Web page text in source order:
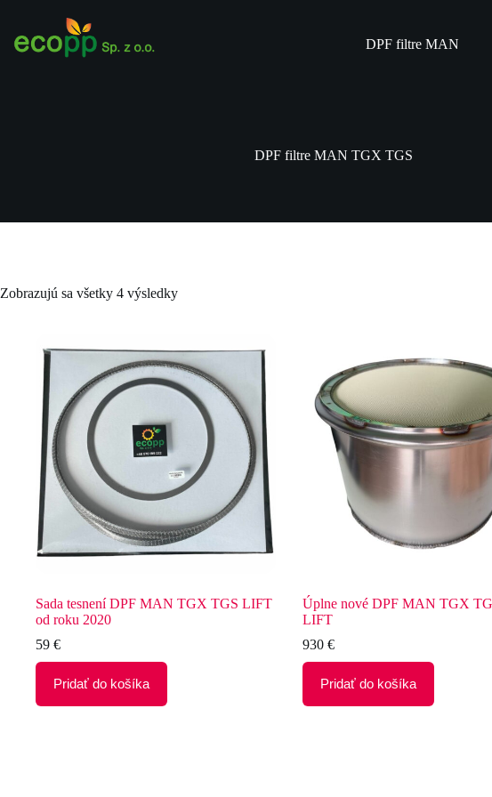
content
DPF filtre MAN
DPF filtre MAN TGX TGS
Zobrazujú sa všetky 4 výsledky
Sada tesnení DPF MAN TGX TGS LIFT
od roku 2020
59 €
Pridať do košíka
Úplne nové DPF MAN TGX
LIFT
930 €
Pridať do košíka